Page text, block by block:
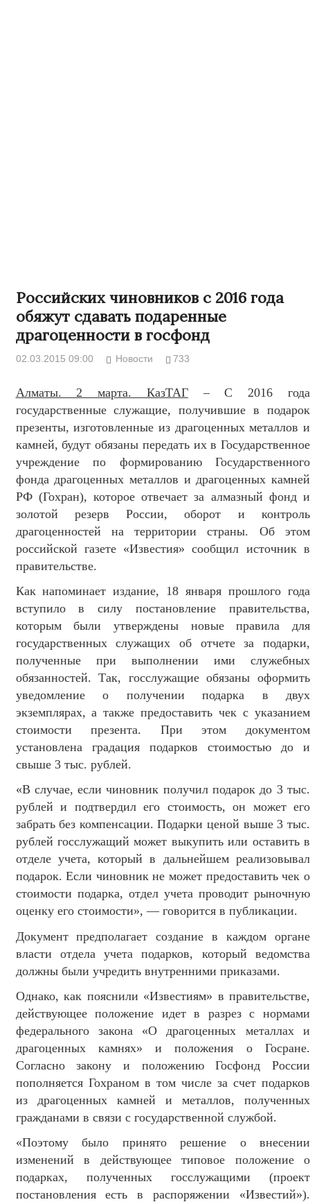
Российских чиновников с 2016 года
обяжут сдавать подаренные
драгоценности в госфонд
02.03.2015 09:00 Новости 733
Алматы. 2 марта. КазТАГ– С 2016 года
государственные служащие, получившие в подарок
презенты, изготовленные из драгоценных металлов и
камней, будут обязаны передать их в Государственное
учреждение по формированию Государственного
фонда драгоценных металлов и драгоценных камней
РФ (Гохран), которое отвечает за алмазный фонд и
золотой резерв России, оборот и контроль
драгоценностей на территории страны. Об этом
российской газете «Известия» сообщил источник в
правительстве.
Как напоминает издание, 18 января прошлого года
вступило в силу постановление правительства,
которым были утверждены новые правила для
государственных служащих об отчете за подарки,
полученные при выполнении ими служебных
обязанностей. Так, госслужащие обязаны оформить
уведомление о получении подарка в двух
экземплярах, а также предоставить чек с указанием
стоимости презента. При этом документом
установлена градация подарков стоимостью до и
свыше 3 тыс. рублей.
«В случае, если чиновник получил подарок до 3 тыс.
рублей и подтвердил его стоимость, он может его
забрать без компенсации. Подарки ценой выше 3 тыс.
рублей госслужащий может выкупить или оставить в
отделе учета, который в дальнейшем реализовывал
подарок. Если чиновник не может предоставить чек о
стоимости подарка, отдел учета проводит рыночную
оценку его стоимости», — говорится в публикации.
Документ предполагает создание в каждом органе
власти отдела учета подарков, который ведомства
должны были учредить внутренними приказами.
Однако, как пояснили «Известиям» в правительстве,
действующее положение идет в разрез с нормами
федерального закона «О драгоценных металлах и
драгоценных камнях» и положения о Госране.
Согласно закону и положению Госфонд России
пополняется Гохраном в том числе за счет подарков
из драгоценных камней и металлов, полученных
гражданами в связи с государственной службой.
«Поэтому было принято решение о внесении
изменений в действующее типовое положение о
подарках, полученных госслужащими (проект
постановления есть в распоряжении «Известий»).